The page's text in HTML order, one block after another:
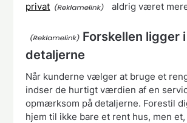
privat
aldrig været
Forskellen ligger i
detaljerne
Når kunderne vælger at bruge et
indser de hurtigt værdien af ​​en
opmærksom på detaljerne. Forestil
hjem til ikke bare et rent hus, men